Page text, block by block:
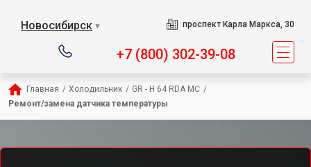
Новосибирск ▼ проспект Карла Маркса, 30
+7 (800) 302-39-08
Главная / Холодильник / GR - H 64 RDA MC /
Ремонт/замена датчика температуры